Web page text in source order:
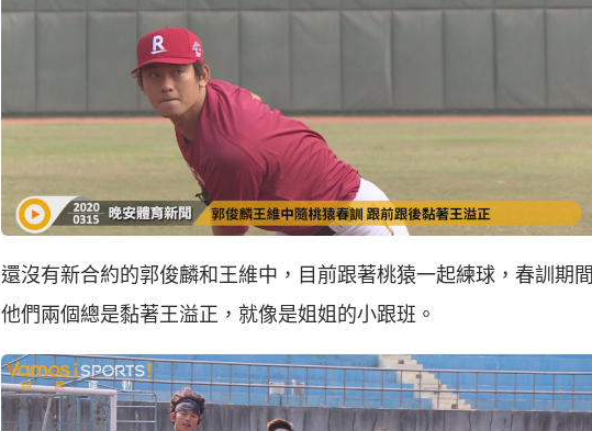
還沒有新合約的郭俊麟和王維中，目前跟著桃猿一起練球，春訓期間
他們兩個總是黏著王溢正，就像是姐姐的小跟班。